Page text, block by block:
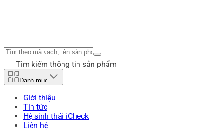
Tìm kiếm thông tin sản phẩm
Danh mục
Giới thiệu
Tin tức
Hệ sinh thái iCheck
Liên hệ